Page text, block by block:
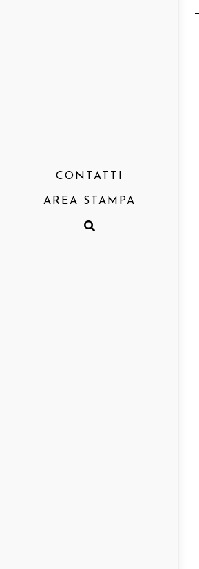
CONTATTI
AREA STAMPA
Comunicati